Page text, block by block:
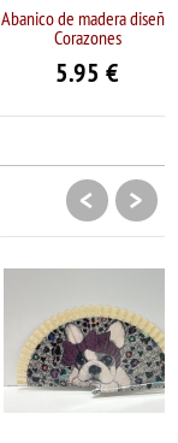
de madera diseño
Corazones
€
< >